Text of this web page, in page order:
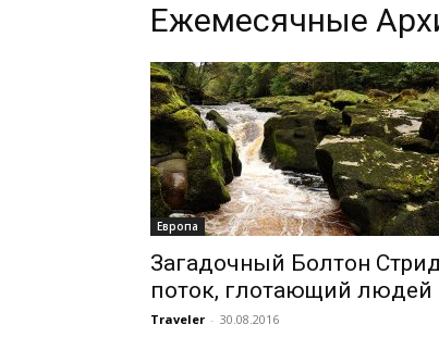
Ежемесячные
Европа
Загадочный Болтон
поток, глотающий людей
Traveler - 30.08.2016